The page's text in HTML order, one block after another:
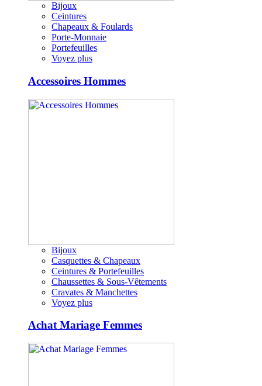
Bijoux
Ceintures
Chapeaux & Foulards
Porte-Monnaie
Portefeuilles
Voyez plus
Accessoires Hommes
Bijoux
Casquettes & Chapeaux
Ceintures & Portefeuilles
Chaussettes & Sous-Vêtements
Cravates & Manchettes
Voyez plus
Achat Mariage Femmes